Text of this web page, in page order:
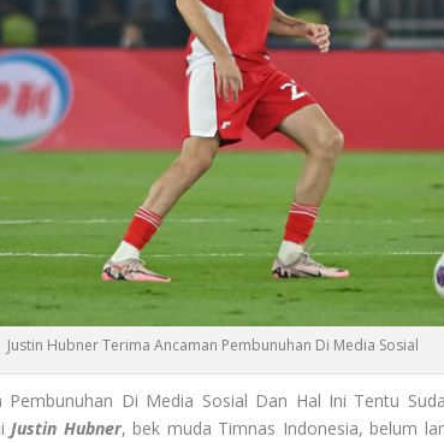
Justin Hubner Terima Ancaman Pembunuhan Di Media Sosial
Di Media Sosial Dan Hal Ini Tentu
Justin Hubner, bek muda Timnas Indonesia, belum